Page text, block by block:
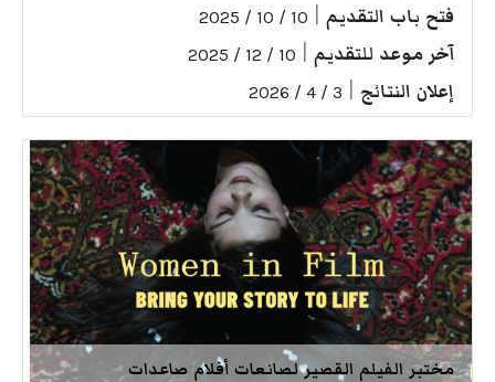
فتح باب التقديم 10 / 10 / 2025
آخر موعد للتقديم 10 / 12 / 2025
إعلان النتائج 3 / 4 / 2026
مختبر الفيلم القصير لصانعات أفلام صاعدات